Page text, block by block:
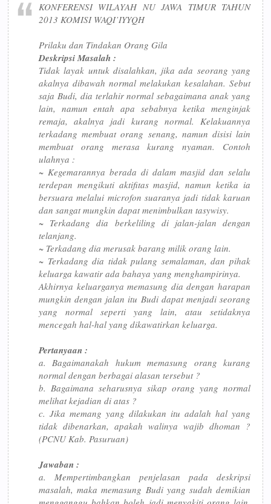
KONFERENSI WILAYAH NU JAWA TIMUR TAHUN
2013 KOMISI WAQI’IYYQH
Prilaku dan Tindakan Orang Gila
Deskripsi Masalah :
Tidak layak untuk disalahkan, jika ada seorang yang
akalnya dibawah normal melakukan kesalahan. Sebut
saja Budi, dia terlahir normal sebagaimana anak yang
lain, namun entah apa sebabnya ketika menginjak
remaja, akalnya jadi kurang normal. Kelakuannya
terkadang membuat orang senang, namun disisi lain
membuat orang merasa kurang nyaman. Contoh
ulahnya :
~ Kegemarannya berada di dalam masjid dan selalu
terdepan mengikuti aktifitas masjid, namun ketika ia
bersuara melalui microfon suaranya jadi tidak karuan
dan sangat mungkin dapat menimbulkan tasywisy.
~ Terkadang dia berkeliling di jalan-jalan dengan
telanjang.
~ Terkadang dia merusak barang milik orang lain.
~ Terkadang dia tidak pulang semalaman, dan pihak
keluarga kawatir ada bahaya yang menghampirinya.
Akhirnya keluarganya memasung dia dengan harapan
mungkin dengan jalan itu Budi dapat menjadi seorang
yang normal seperti yang lain, atau setidaknya
mencegah hal-hal yang dikawatirkan keluarga.
Pertanyaan :
a. Bagaimanakah hukum memasung orang kurang
normal dengan berbagai alasan tersebut ?
b. Bagaimana seharusnya sikap orang yang normal
melihat kejadian di atas ?
c. Jika memang yang dilakukan itu adalah hal yang
tidak dibenarkan, apakah walinya wajib dhoman ?
(PCNU Kab. Pasuruan)
Jawaban :
a. Mempertimbangkan penjelasan pada deskripsi
masalah, maka memasung Budi yang sudah demikian